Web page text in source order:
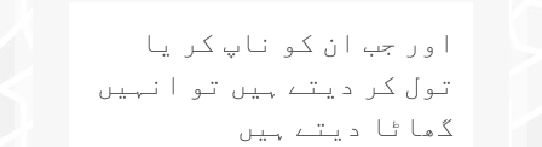
اور جب ان کو ناپ کر یا
تول کر دیتے ہیں تو انہیں
گھاٹا دیتے ہیں